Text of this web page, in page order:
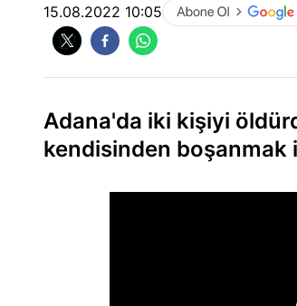
15.08.2022 10:05
Adana'da iki kişiyi
kendisinden boşanmak